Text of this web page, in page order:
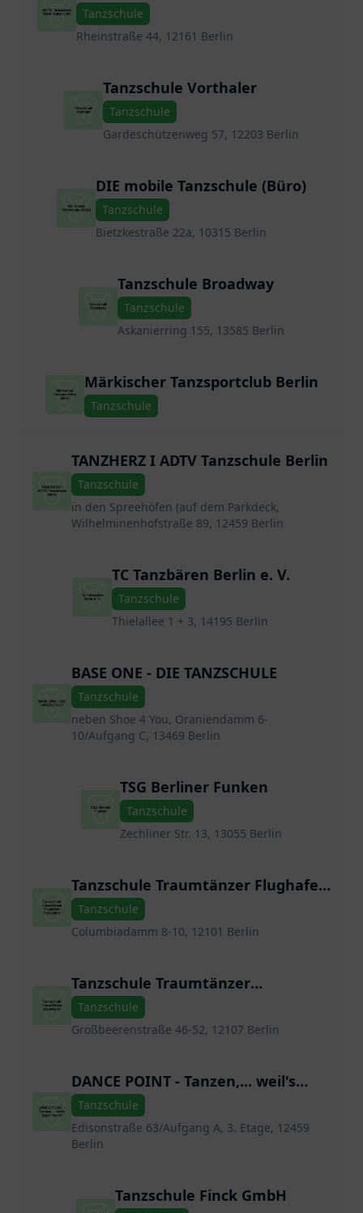
Tanzschule
Rheinstraße 44, 12161 Berlin
Tanzschule Vorthaler
Tanzschule
Gardeschützenweg 57, 12203 Berlin
DIE mobile Tanzschule (Büro)
Tanzschule
Bietzkestraße 22a, 10315 Berlin
Tanzschule Broadway
Tanzschule
Askanierring 155, 13585 Berlin
Märkischer Tanzsportclub Berlin
Tanzschule
TANZHERZ I ADTV Tanzschule Berlin
Tanzschule
in den Spreehöfen (auf dem Parkdeck,
Wilhelminenhofstraße 89, 12459 Berlin
TC Tanzbären Berlin e. V.
Tanzschule
Thielallee 1 + 3, 14195 Berlin
BASE ONE - DIE TANZSCHULE
Tanzschule
neben Shoe 4 You, Oraniendamm 6-
10/Aufgang C, 13469 Berlin
TSG Berliner Funken
Tanzschule
Zechliner Str. 13, 13055 Berlin
Tanzschule Traumtänzer Flughafen
Tempelhof
Tanzschule
Columbiadamm 8-10, 12101 Berlin
Tanzschule Traumtänzer
Mariendorf
Tanzschule
Großbeerenstraße 46-52, 12107 Berlin
DANCE POINT - Tanzen,... weil's
Spaß macht!
Tanzschule
Edisonstraße 63/Aufgang A, 3. Etage, 12459
Berlin
Tanzschule Finck GmbH